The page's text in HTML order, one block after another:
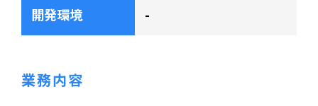
開発環境 -
業務内容